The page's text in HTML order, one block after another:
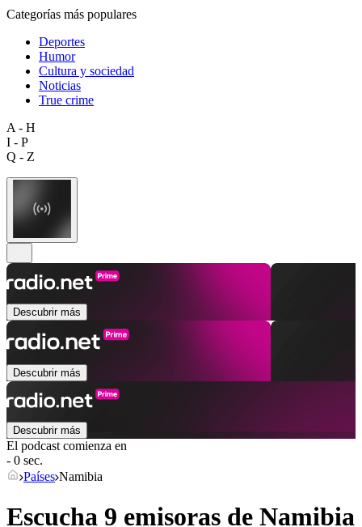
Categorías más populares
Deportes
Humor
Cultura y sociedad
Noticias
True crime
A - H
I - P
Q - Z
Descubrir más
Descubrir más
Descubrir más
El podcast comienza en
- 0 sec.
Países Namibia
Escucha 9 emisoras de Namibia